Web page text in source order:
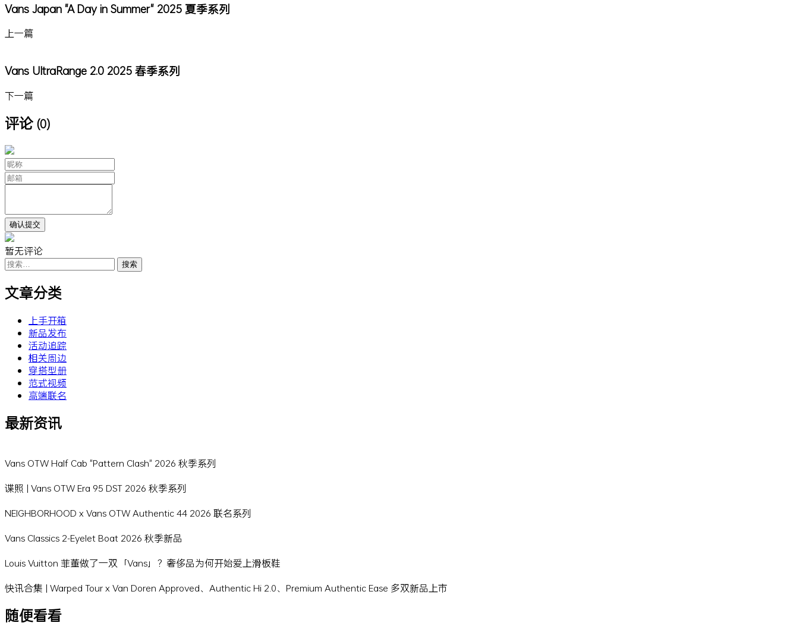
Vans Japan "A Day in Summer" 2025 夏季系列
上一篇
Vans UltraRange 2.0 2025 春季系列
下一篇
评论 (0)
暂无评论
搜
索：
文章分类
上手开箱
新品发布
活动追踪
相关周边
穿搭型册
范式视频
高端联名
最新资讯
Vans OTW Half Cab "Pattern Clash" 2026 秋季系列
谍照 | Vans OTW Era 95 DST 2026 秋季系列
NEIGHBORHOOD x Vans OTW Authentic 44 2026 联名系列
Vans Classics 2-Eyelet Boat 2026 秋季新品
Louis Vuitton 菲董做了一双「Vans」？奢侈品为何开始爱上滑板鞋
快讯合集 | Warped Tour x Van Doren Approved、Authentic Hi 2.0、Premium Authentic Ease 多双新品上市
随便看看